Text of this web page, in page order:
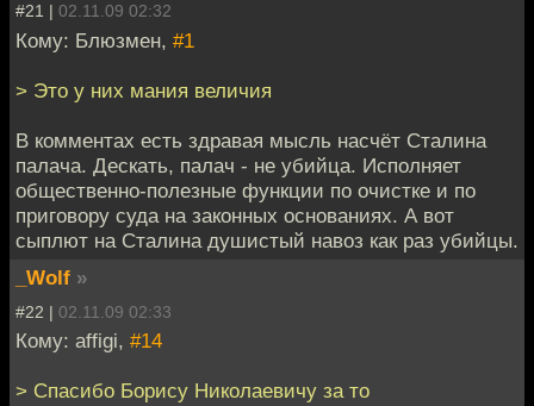
#21 | 02.11.09 02:32
Кому: Блюзмен, #1
> Это у них мания величия
В комментах есть здравая мысль насчёт Сталина
палача. Дескать, палач - не убийца. Исполняет
общественно-полезные функции по очистке и по
приговору суда на законных основаниях. А вот
сыплют на Сталина душистый навоз как раз убийцы.
_Wolf »
#22 | 02.11.09 02:33
Кому: affigi, #14
> Спасибо Борису Николаевичу за то